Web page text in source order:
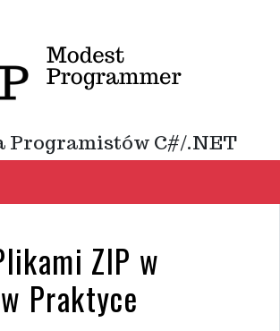
Programistów C#/.NET
ZIP w
Praktyce